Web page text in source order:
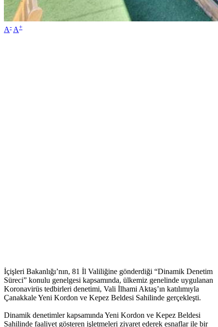
A- A+
İçişleri Bakanlığı’nın, 81 İl Valiliğine gönderdiği “Dinamik Denetim
Süreci” konulu genelgesi kapsamında, ülkemiz genelinde uygulanan
Koronavirüs tedbirleri denetimi, Vali İlhami Aktaş’ın katılımıyla
Çanakkale Yeni Kordon ve Kepez Beldesi Sahilinde gerçekleşti.
Dinamik denetimler kapsamında Yeni Kordon ve Kepez Beldesi
Sahilinde faaliyet gösteren işletmeleri ziyaret ederek esnaflar ile bir